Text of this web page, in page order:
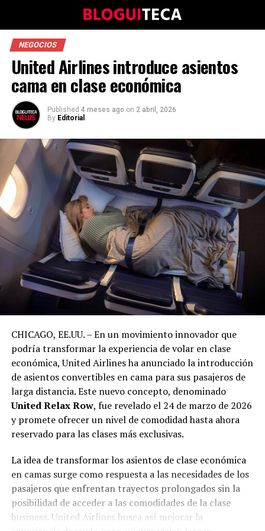
NEGOCIOS
United Airlines introduce asientos
cama en clase económica
Published 4 meses ago on 2 abril, 2026
By Editorial
CHICAGO, EE.UU. – En un movimiento innovador que
podría transformar la experiencia de volar en clase
económica, United Airlines ha anunciado la introducción
de asientos convertibles en cama para sus pasajeros de
larga distancia. Este nuevo concepto, denominado
United Relax Row, fue revelado el 24 de marzo de 2026
y promete ofrecer un nivel de comodidad hasta ahora
reservado para las clases más exclusivas.
La idea de transformar los asientos de clase económica
en camas surge como respuesta a las necesidades de los
pasajeros que enfrentan trayectos prolongados sin la
posibilidad de acceder a las comodidades de la clase
business. United Airlines busca así mejorar la